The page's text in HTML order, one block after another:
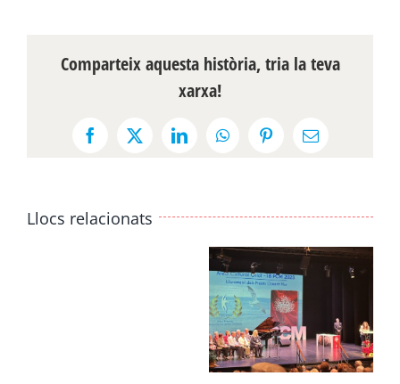
Comparteix aquesta història, tria la teva
xarxa!
Facebook
X LinkedInWhatsAppPinterestEmail:
Llocs relacionats